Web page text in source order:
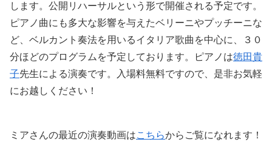
します。公開リハーサルという形で開催される予定です。
ピアノ曲にも多大な影響を与えたベリーニやプッチーニな
ど、ベルカント奏法を用いるイタリア歌曲を中心に、３０
分ほどのプログラムを予定しております。ピアノは徳田貴
子先生による演奏です。入場料無料ですので、是非お気軽
にお越しください！
ミアさんの最近の演奏動画はこちらからご覧になれます！